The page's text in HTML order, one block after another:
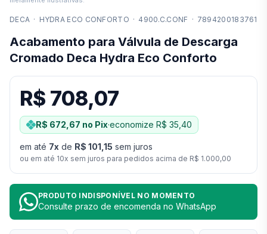
DECA · HYDRA ECO CONFORTO · 4900.C.CONF · 7894200183761
Acabamento para Válvula de Descarga
Cromado Deca Hydra Eco Conforto
R$ 708,07
R$ 672,67 no Pix·economize R$ 35,40
em até 7x de R$ 101,15 sem juros
ou em até 10x sem juros para pedidos acima de R$ 1.000,00
PRODUTO INDISPONÍVEL NO MOMENTO
Consulte prazo de encomenda no WhatsApp